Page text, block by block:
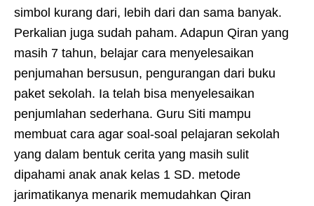
simbol kurang dari, lebih dari dan sama banyak.
Perkalian juga sudah paham. Adapun Qiran yang
masih 7 tahun, belajar cara menyelesaikan
penjumahan bersusun, pengurangan dari buku
paket sekolah. Ia telah bisa menyelesaikan
penjumlahan sederhana. Guru Siti mampu
membuat cara agar soal-soal pelajaran sekolah
yang dalam bentuk cerita yang masih sulit
dipahami anak anak kelas 1 SD. metode
jarimatikanya menarik memudahkan Qiran